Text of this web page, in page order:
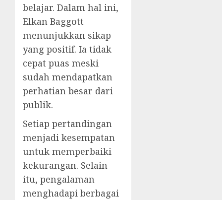
belajar. Dalam hal ini,
Elkan Baggott
menunjukkan sikap
yang positif. Ia tidak
cepat puas meski
sudah mendapatkan
perhatian besar dari
publik.
Setiap pertandingan
menjadi kesempatan
untuk memperbaiki
kekurangan. Selain
itu, pengalaman
menghadapi berbagai